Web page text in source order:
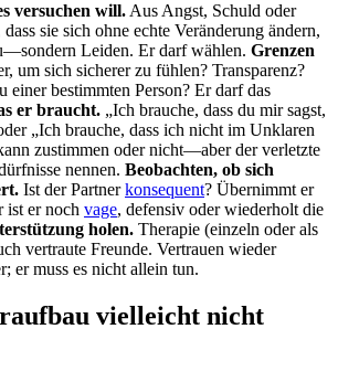
versuchen will. Aus Angst, Schuld oder
sie sich ohne echte Veränderung ändern,
Leiden. Er darf wählen. Grenzen
um sich sicherer zu fühlen? Transparenz?
einer bestimmten Person? Er darf das
er braucht. „Ich brauche, dass du mir sagst,
„Ich brauche, dass ich nicht im Unklaren
zustimmen oder nicht—aber der verletzte
nennen. Beobachten, ob sich
Ist der Partnerkonsequent? Übernimmt er
ist er noch vage, defensiv oder wiederholt die
holen. Therapie (einzeln oder als
vertraute Freunde. Vertrauen wieder
er muss es nicht allein tun.
vielleicht nicht